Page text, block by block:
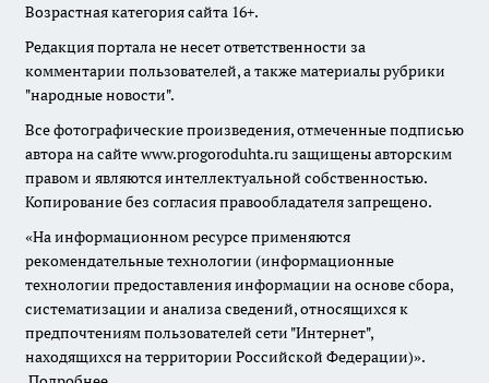
Возрастная категория сайта 16+.
Редакция портала не несет ответственности за
комментарии пользователей, а также материалы рубрики
"народные новости".
Все фотографические произведения, отмеченные подписью
автора на сайте www.progoroduhta.ru защищены авторским
правом и являются интеллектуальной собственностью.
Копирование без согласия правообладателя запрещено.
«На информационном ресурсе применяются
рекомендательные технологии (информационные
технологии предоставления информации на основе сбора,
систематизации и анализа сведений, относящихся к
предпочтениям пользователей сети "Интернет",
находящихся на территории Российской Федерации)».